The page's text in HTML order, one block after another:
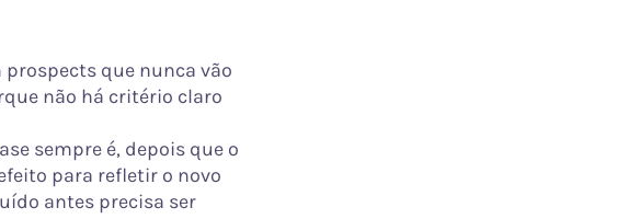
que nunca vão
não há critério claro
sempre é, depois que o
para refletir o novo
antes precisa ser